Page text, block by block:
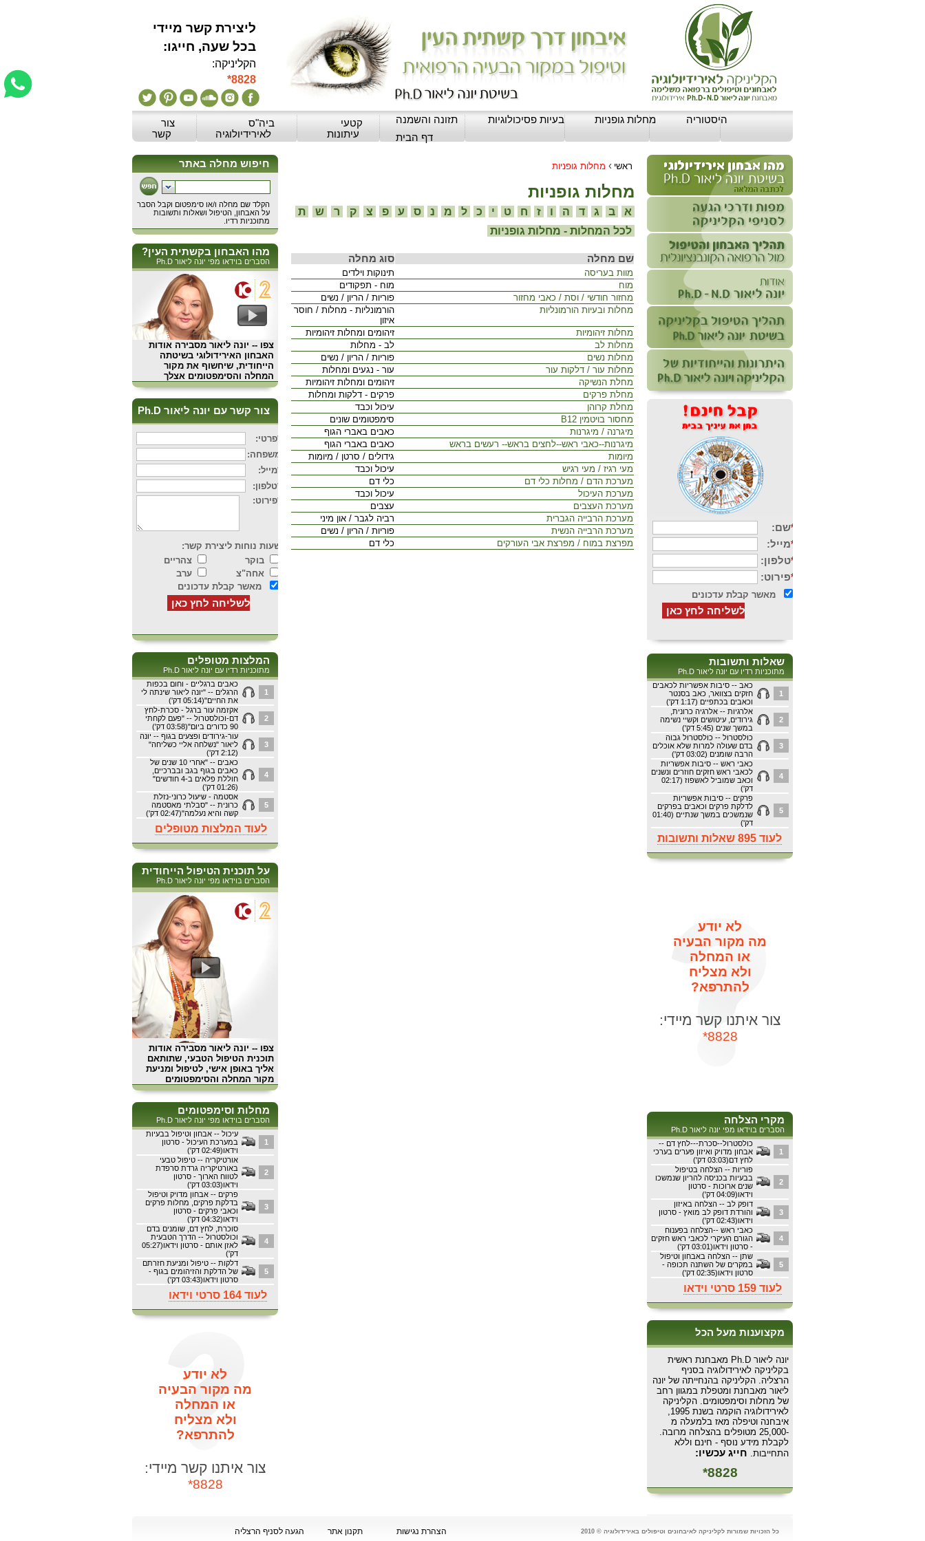
ליצירת קשר מיידי
:בכל שעה, חייגו
הקליניקה:
*8828
צור
קשר
ביה"ס
לאירידיולוגיה
קטעי
עיתונות
תזונה והשמנה בעיות פסיכולוגיות מחלות גופניות
היסטוריה
דף הבית
מהו האבחון בקשתית העין?
הסברים בוידאו מפי יונה ליאור Ph.D
צפו -- יונה ליאור מסבירה אודות
האבחון האירידולוגי בשיטתה
הייחודית, שיחשוף את מקור
המחלה והסימפטומים אצלך
צור קשר עם יונה ליאור Ph.D
המלצות מטופלים
מתוכניות רדיו עם יונה ליאור Ph.D
כאבים ברגליים - וחום בכפות
הרגלים -- "יונה ליאור שינתה לי
את החיים"(05:14 דק')
1
אקזמה עור ברגל - סכרת-לחץ
דם-וכולסטרול -- "פעם לקחתי
90 כדורים ביום"(03:58 דק')
2
עור-גירודים ופצעים בגוף -- יונה
ליאור "נשלחה אליי כשליחה"
(2:12 דק')
3
כאבים -- "אחרי 10 שנים של
כאבים בגוף בגב ובברכיים,
חוללת פלאים ב-4 חודשים"
(01:26 דק')
4
אסטמה - שיעול כרוני-נזלת
כרונית -- "סבלתי מאסטמה
קשה והיא נעלמה"(02:47 דק')
5
לעוד המלצות מטופלים
על תוכנית הטיפול הייחודית
הסברים בוידאו מפי יונה ליאור Ph.D
צפו -- יונה ליאור מסבירה אודות
תוכנית הטיפול הטבעי, שתותאם
אליך באופן אישי, לטיפול ומניעת
מקור המחלה והסימפטומים
מחלות וסימפטומים
הסברים בוידאו מפי יונה ליאור Ph.D
עיכול -- אבחון וטיפול בבעיות
במערכת העיכול - סרטון
וידאו(02:49 דק')
1
אורטיקריה -- טיפול טבעי
באורטיקריה גרדת סרפדת
לטווח הארוך - סרטון
וידאו(03:03 דק')
2
פרקים -- אבחון מדויק וטיפול
בדלקת פרקים, מחלות פרקים
וכאבי פרקים - סרטון
וידאו(04:32 דק')
3
סוכרת, לחץ דם, שומנים בדם
וכולסטרול -- הדרך הטבעית
לאזן אותם - סרטון וידאו(05:27
דק')
4
דלקות -- טיפול ומניעת חזרתם
של הדלקת והזיהומים בגוף -
סרטון וידאו(03:43 דק')
5
לעוד 164 סרטי וידאו
לא יודע
מה מקור הבעיה
או המחלה
ולא מצליח
להתרפא?
צור איתנו קשר מיידי:
8828*
ראשי › מחלות גופניות
מחלות גופניות
א ב ג ד ה ו ז ח ט י כ ל מ נ ס ע פ צ ק ר ש
ת
לכל המחלות - מחלות גופניות
סוג מחלה שם מחלה
תינוקות וילדים
מוות בעריסה
מוח - תפקודים
מוח
פוריות / הריון / נשים
מחזור חודשי / וסת / כאבי מחזור
הורמונליות - מחלות / חוסר
איזון
מחלות ובעיות הורמונליות
זיהומים ומחלות זיהומיות
מחלות זיהומיות
לב - מחלות
מחלות לב
פוריות / הריון / נשים
מחלות נשים
עור - נגעים ומחלות
מחלות עור / דלקות עור
זיהומים ומחלות זיהומיות
מחלת הנשיקה
פרקים - דלקות ומחלות
מחלת פרקים
עיכול וכבד
מחלת קרוהן
סימפטומים שונים
מחסור בויטמין B12
כאבים באברי הגוף
מיגרנה / מיגרנות
כאבים באברי הגוף
מיגרנות--כאבי ראש--לחצים בראש-- רעשים בראש
גידולים / סרטן / מיומות
מיומות
עיכול וכבד
מעי רגיז / מעי רגיש
כלי דם
מערכת הדם / מחלות כלי דם
עיכול וכבד
מערכת העיכול
עצבים
מערכת העצבים
רביה לגבר / און מיני
מערכת הרבייה הגברית
פוריות / הריון / נשים
מערכת הרבייה הנשית
כלי דם
מפרצת במוח / מפרצת אבי העורקים
שאלות ותשובות
מתוכניות רדיו עם יונה ליאור Ph.D
כאב -- סיבות אפשריות לכאבים
חזקים בצוואר, כאב בסנטר
וכאבים בכתפיים (1:17 דק')
1
אלרגיות -- אלרגיה כרונית,
גירודים, עיטושים וקשיי נשימה
במשך שנים (5:45 דק')
2
כולסטרול -- כולסטרול גבוה
בדם שעולה למרות שלא אוכלים
הרבה שומנים (03:02 דק')
3
כאבי ראש -- סיבות אפשריות
לכאבי ראש חזקים חוזרים ונשנים
וכאב שמוביל לאשפוז (02:17
דק')
4
פרקים -- סיבות אפשריות
לדלקת פרקים וכאבים בפרקים
שנמשכים במשך שנתיים (01:40
דק')
5
לעוד 895 שאלות ותשובות
לא יודע
מה מקור הבעיה
או המחלה
ולא מצליח
להתרפא?
צור איתנו קשר מיידי:
8828*
מקרי הצלחה
הסברים בוידאו מפי יונה ליאור Ph.D
כולסטרול--סכרת---לחץ דם --
אבחון מדויק ואיזון פערים בערכי
לחץ דם(03:03 דק')
1
פוריות -- הצלחה בטיפול
בבעיות בכניסה להריון שנמשכו
שנים ארוכות - סרטון
וידאו(04:09 דק')
2
דופק לב -- הצלחה באיזון
והורדת דופק לב מואץ - סרטון
וידאו(02:43 דק')
3
כאבי ראש --הצלחה בפענוח
הגורם העיקרי לכאבי ראש חזקים
- סרטון וידאו(03:01 דק')
4
שתן -- הצלחה באבחון וטיפול
במקרים של השתנה תכופה -
סרטון וידאו(02:35 דק')
5
לעוד 159 סרטי וידאו
מקצוענות מעל הכל
יונה ליאור Ph.D מאבחנת ראשית
בקליניקה לאירידולוגיה בסניף
הרצליה. הקליניקה בהנחייתה של יונה
ליאור מאבחנת ומטפלת במגוון רחב
של מחלות וסימפטומים. הקליניקה
לאירידולוגיה הוקמה בשנת 1995,
איבחנה וטיפלה מאז בלמעלה מ
-25,000 מטופלים בהצלחה מרובה.
לקבלת מידע נוסף - חינם וללא
התחייבות. חייג עכשיו:
8828*
הגעה לסניף הרצליה תקנון אתר הצהרת נגישות כל הזכויות שמורות לקליניקה לאיבחונים וטיפולים באירידולוגיה © 2010